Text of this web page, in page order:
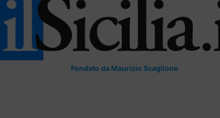
Fondato da Maurizio Scaglione